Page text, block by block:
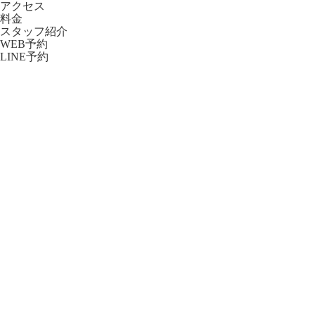
アクセス
料金
スタッフ紹介
WEB予約
LINE予約